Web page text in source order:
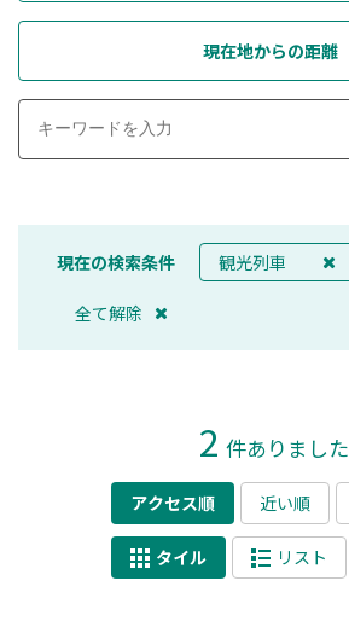
現在地からの距離
現在の検索条件 観光列車
全て解除
2 件ありました
アクセス順 近い順
タイル リスト